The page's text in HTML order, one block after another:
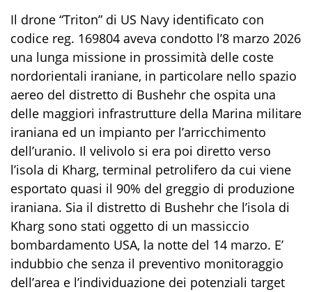
Il drone “Triton” di US Navy identificato con
codice reg. 169804 aveva condotto l’8 marzo 2026
una lunga missione in prossimità delle coste
nordorientali iraniane, in particolare nello spazio
aereo del distretto di Bushehr che ospita una
delle maggiori infrastrutture della Marina militare
iraniana ed un impianto per l’arricchimento
dell’uranio. Il velivolo si era poi diretto verso
l’isola di Kharg, terminal petrolifero da cui viene
esportato quasi il 90% del greggio di produzione
iraniana. Sia il distretto di Bushehr che l’isola di
Kharg sono stati oggetto di un massiccio
bombardamento USA, la notte del 14 marzo. E’
indubbio che senza il preventivo monitoraggio
dell’area e l’individuazione dei potenziali target